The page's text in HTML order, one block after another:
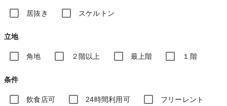
居抜き スケルトン
立地
角地 ２階以上 最上階 １階
条件
飲食店可 24時間利用可 フリーレント